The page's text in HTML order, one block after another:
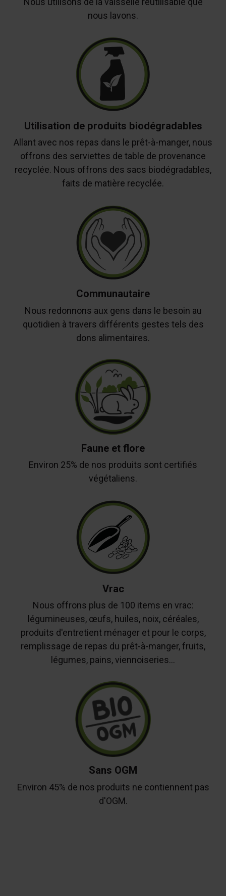
nous lavons.
Utilisation de produits biodégradables
Allant avec nos repas dans le prêt-à-manger, nous
offrons des serviettes de table de provenance
recyclée. Nous offrons des sacs biodégradables,
faits de matière recyclée.
Communautaire
Nous redonnons aux gens dans le besoin au
quotidien à travers différents gestes tels des
dons alimentaires.
Faune et flore
Environ 25% de nos produits sont certifiés
végétaliens.
Vrac
Nous offrons plus de 100 items en vrac:
légumineuses, œufs, huiles, noix, céréales,
produits d'entretient ménager et pour le corps,
remplissage de repas du prêt-à-manger, fruits,
légumes, pains, viennoiseries...
Sans OGM
Environ 45% de nos produits ne contiennent pas
d'OGM.